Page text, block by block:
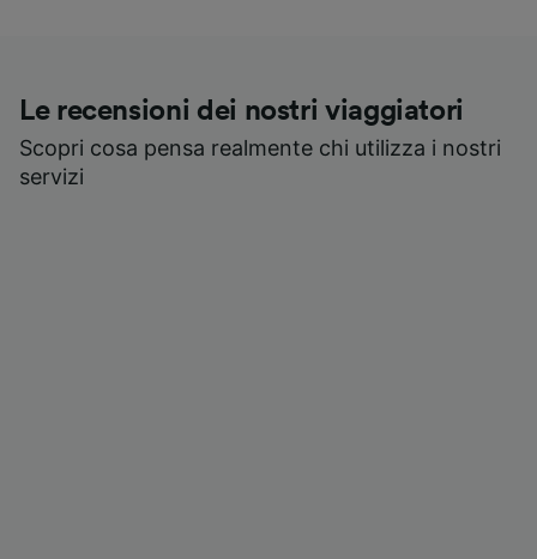
Le recensioni dei nostri viaggiatori
Scopri cosa pensa realmente chi utilizza i nostri
servizi